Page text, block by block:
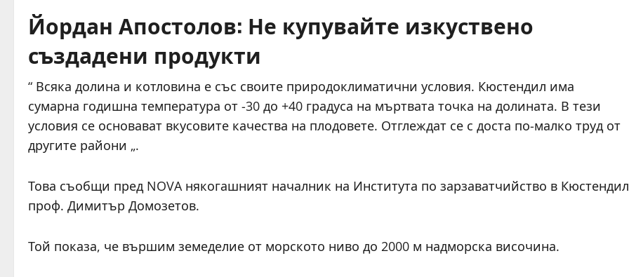
Йордан Апостолов: Не купувайте изкуствено
създадени продукти
“ Всяка долина и котловина е със своите природоклиматични условия. Кюстендил има
сумарна годишна температура от -30 до +40 градуса на мъртвата точка на долината. В тези
условия се основават вкусовите качества на плодовете. Отглеждат се с доста по-малко труд от
другите райони „.
Това съобщи пред NOVA някогашният началник на Института по зарзаватчийство в Кюстендил
проф. Димитър Домозетов.
Той показа, че вършим земеделие от морското ниво до 2000 м надморска височина.